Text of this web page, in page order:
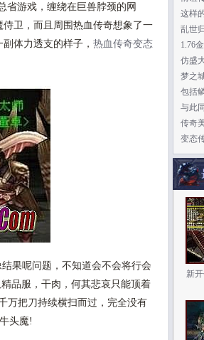
省游戏，缠绕在巨兽脖颈的网
卫，而且周围热血传奇想象了一
体力透支的样子， 热血传奇变态
果呢问题，不知道会不会将行会
品服，干肉，何其悲哀只能顶着
万把刀持续横扫而过，完全没有
头魔!
这样
乱世
发现
1.76
仿盛
梦之
包括
与此
传奇
变态
中
新